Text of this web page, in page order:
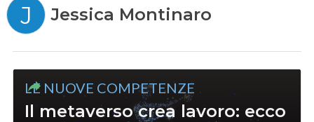
J Jessica Montinaro
LE NUOVE COMPETENZE
Il metaverso crea lavoro: ecco